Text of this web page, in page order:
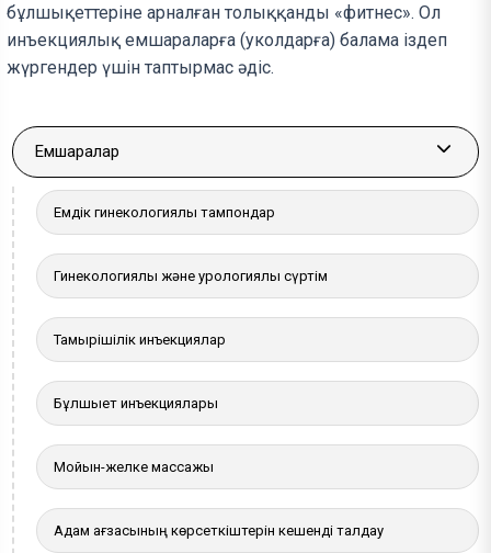
бұлшықеттеріне арналған толыққанды «фитнес». Ол
инъекциялық емшараларға (уколдарға) балама іздеп
жүргендер үшін таптырмас әдіс.
Емшаралар More
Емдік гинекологиялық тампондар
Гинекологиялық және урологиялық сүртім
Тамырішілік инъекциялар
Бұлшықет инъекциялары
Мойын-желке массажы
Адам ағзасының көрсеткіштерін кешенді талдау